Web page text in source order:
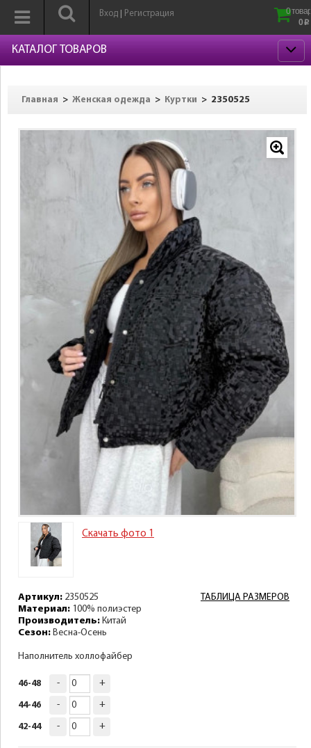
Вход Регистрация
0
0 p
КАТАЛОГ ТОВАРОВ
Главная > Женская одежда > Куртки > 2350525
Скачать фото 1
ТАБЛИЦА РАЗМЕРОВ
Артикул: 2350525
Материал: 100% полиэстер
Производитель: Китай
Сезон: Весна-Осень
Наполнитель холлофайбер
46-48 - +
44-46 - +
42-44 - +